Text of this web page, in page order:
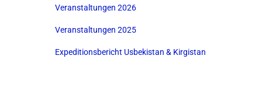
Veranstaltungen 2026
Veranstaltungen 2025
Expeditionsbericht Usbekistan & Kirgistan